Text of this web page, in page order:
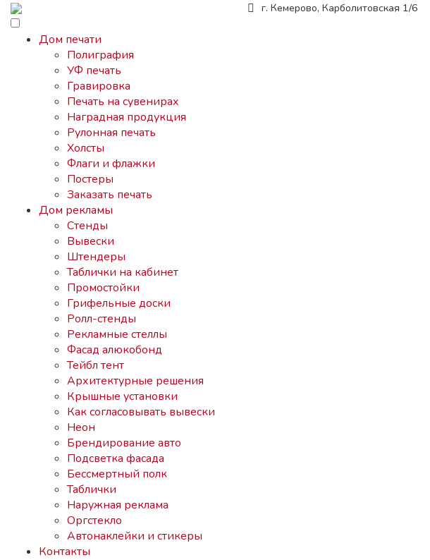
г. Кемерово, Карболитовская 1/6
Дом печати
Полиграфия
УФ печать
Гравировка
Печать на сувенирах
Наградная продукция
Рулонная печать
Холсты
Флаги и флажки
Постеры
Заказать печать
Дом рекламы
Стенды
Вывески
Штендеры
Таблички на кабинет
Промостойки
Грифельные доски
Ролл-стенды
Рекламные стеллы
Фасад алюкобонд
Тейбл тент
Архитектурные решения
Крышные установки
Как согласовывать вывески
Неон
Брендирование авто
Подсветка фасада
Бессмертный полк
Таблички
Наружная реклама
Оргстекло
Автонаклейки и стикеры
Контакты